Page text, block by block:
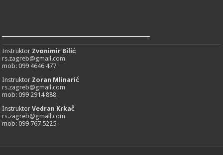
Instruktor Zvonimir Bilić
rs.zagreb@gmail.com
mob: 099 4646 477
Instruktor Zoran Mlinarić
rs.zagreb@gmail.com
mob: 099 2914 888
InstruktorVedran Krkač
rs.zagreb@gmail.com
mob: 099 767 5225